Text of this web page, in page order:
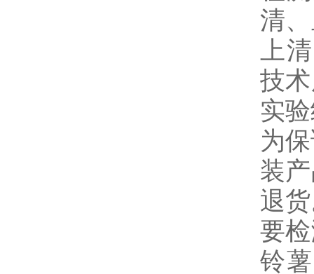
清
上
技
实
为
装
退
要
铃